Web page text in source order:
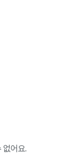
없어요.